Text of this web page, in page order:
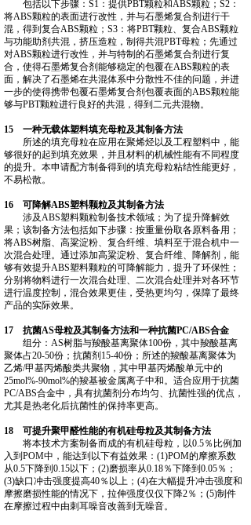
包括以下步骤：S1：提供PBT颗粒和ABS颗粒；S2：
将ABS颗粒的表面进行改性，并与石墨烯复合剂进行干
混，得到复合ABS颗粒；S3：将PBT颗粒、复合ABS颗粒
与功能助剂共混，挤压造粒，制得共混PBT母粒；先通过
对ABS颗粒进行改性，并与特制的石墨烯复合剂进行复
合，使得石墨烯复合剂能够稳定的包覆在ABS颗粒的表
面，解决了石墨烯在共混体系中分散性不佳的问题，并进
一步的使得携带包覆石墨烯复合剂包覆表面的ABS颗粒能
够与PBT颗粒进行良好的共混，得到二元共混物。
15 一种无载体塑料填充母粒及其制备方法
所述的填充母粒在应用在聚烯烃以及工程塑料中，能
够很好的起到填充效果，并且材料的机械性能有不同程度
的提升。本申请配方制备得到的填充母粒粘结性能更好，
不易松散。
16 可降解ABS塑料颗粒及其制备方法
涉及ABS塑料颗粒制备技术领域；为了提升降解效
果；该制备方法包括如下步骤：按重量份取各原料备用；
将ABS树脂、高粱淀粉、复合纤维、填料至于混合机中一
次混合处理。通过添加高粱淀粉、复合纤维、降解剂，能
够有效提升ABS塑料颗粒的可降解能力，提升了环保性；
分别将物料进行一次混合处理、二次混合处理并对各环节
进行温度控制，混合效果更佳，受热更均匀，保障了最终
产品的实际效果。
17 抗菌AS母粒及其制备方法和一种抗菌PC/ABS合金
组分：AS树脂与羧酸基离聚体100份，其中羧酸基离
聚体占20‑50份；抗菌剂15‑40份；所述的羧酸基离聚体为
乙烯/甲基丙烯酸类共聚物，其中甲基丙烯酸单元中的
25mol%‑90mol%的羧基被金属离子中和。适合应用于抗菌
PC/ABS合金中，具有抗菌剂分布均匀、抗菌性强的优点，
尤其是热老化后抗菌性的保持率更高。
18 可提升聚甲醛性能的有机硅母粒及其制备方法
将本技术方案制备而成的有机硅母粒，以0.5％比例加
入到POM中，能达到以下有益效果：(1)POM的摩擦系数
从0.5下降到0.15以下；(2)磨损率从0.18％下降到0.05％；
(3)缺口冲击强度提高40％以上；(4)在大幅提升冲击强度和
摩擦磨损性能的情况下，拉伸强度仅仅下降2％；(5)制件
在摩擦过程中由刺耳噪音改善到无噪音。